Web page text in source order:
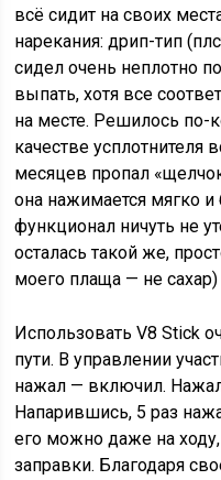
всё сидит на своих
нарекания: дрип-тип
сидел очень неплотно
выпать, хотя все
на месте. Решилось по-
качестве усплотнителя
месяцев пропал
она нажимается мягко и
функционал ничуть не
осталась такой же,
моего плаща — не сахар)
Использовать V8 Stick
пути. В управлении
нажал — включил.
Напарившись, 5 раз
его можно даже на
заправки. Благодаря